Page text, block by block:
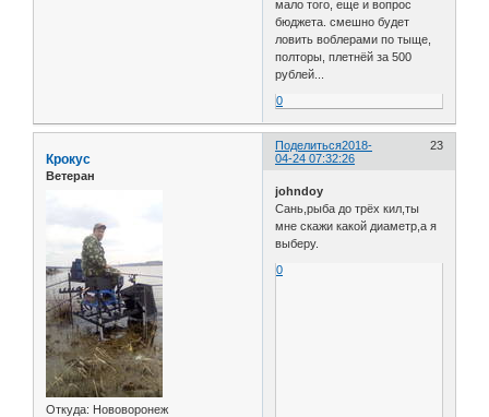
мало того, еще и вопрос
бюджета. смешно будет
ловить воблерами по тыще,
полторы, плетнёй за 500
рублей...
0
Поделиться 23
2018-
04-24 07:32:26
Крокус
Ветеран
Откуда: Нововоронеж
johndoy
Сань,рыба до трёх кил,ты
мне скажи какой диаметр,а я
выберу.
0